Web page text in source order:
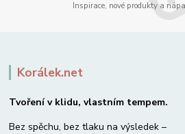
Inspirace, nové produkty a
Korálek.net
Tvoření v klidu, vlastním tempem.
Bez spěchu, bez tlaku na výsledek –